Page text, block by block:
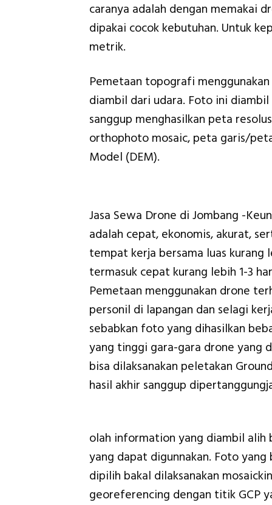
caranya adalah dengan memakai
dipakai cocok kebutuhan. Untuk
metrik.
Pemetaan topografi
diambil dari udara. Foto ini
sanggup menghasilkan peta
orthophoto mosaic, peta garis/
Model (DEM).
Jasa Sewa Drone di Jombang -
adalah cepat, ekonomis, akurat,
tempat kerja bersama luas kurang
termasuk cepat kurang lebih 1-3
Pemetaan menggunakan drone
personil di lapangan dan selagi
sebabkan foto yang dihasilkan
yang tinggi gara-gara drone yang
bisa dilaksanakan peletakan
hasil akhir sanggup
olah information yang diambil alih
yang dapat digunnakan. Foto
dipilih bakal dilaksanakan
georeferencing dengan titik GCP